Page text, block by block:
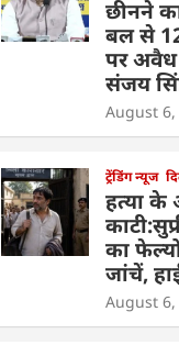
छीनने
बल से
पर अवैध
संजय
August 6,
ट्रेंडिंग न्यूज
हत्या के
का
जांचें,
August 6,